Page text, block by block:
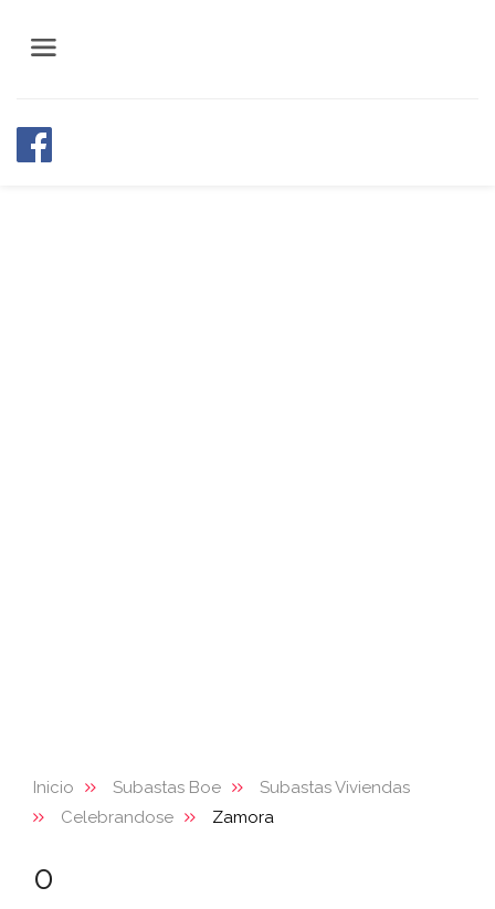
Inicio Subastas Boe
Subastas Viviendas
Celebrandose
Zamora
0